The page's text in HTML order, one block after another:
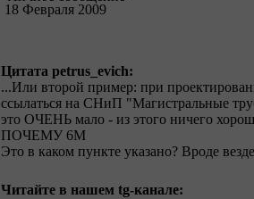
18 Февраля 2009
Цитата petrus_evich:
...Или второй пример: при
ссылаться на СНиП "Магистральные
это ОЧЕНЬ мало - из этого ничего
ПОЧЕМУ 6М
Это в каком пункте указано? Вроде
Читайте в нашем tg-канале: